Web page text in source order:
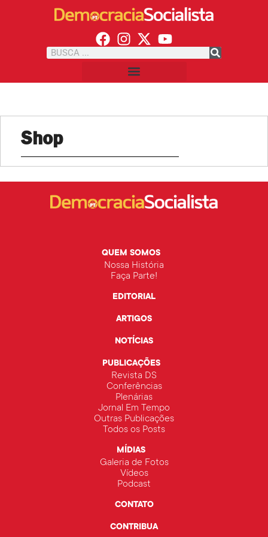
Shop
QUEM SOMOS
Nossa História
Faça Parte!
EDITORIAL
ARTIGOS
NOTÍCIAS
PUBLICAÇÕES
Revista DS
Conferências
Plenárias
Jornal Em Tempo
Outras Publicações
Todos os Posts
MÍDIAS
Galeria de Fotos
Vídeos
Podcast
CONTATO
CONTRIBUA